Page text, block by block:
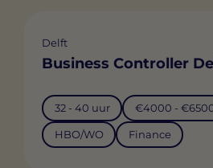
Delft
Business Controller
32 - 40 uur €4000 -
HBO/WO Finance